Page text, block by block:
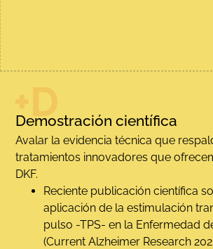
Demostración científica
Avalar la evidencia técnica que
tratamientos innovadores que
DKF.
Reciente publicación científica
aplicación de la estimulación
pulso -TPS- en la Enfermedad
(Current Alzheimer Research